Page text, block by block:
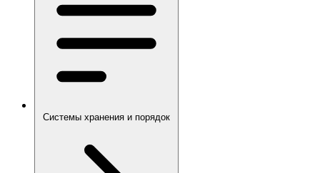
Системы хранения и порядок